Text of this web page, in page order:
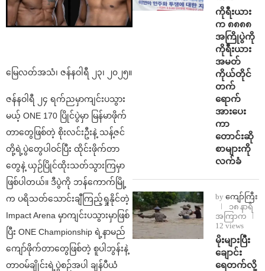
မြေလတ်အသံ၊ ဇန်နဝါရီ ၂၃၊ ၂၀၂၅။
ဇန်နဝါရီ ၂၄ ရက်ညမှာကျင်းပသွား
မယ့် ONE 170 ပြိုင်ပွဲမှာ မြန်မာဖိုက်
တာတွေဖြစ်တဲ့ စိုးလင်းဦးနဲ့ သန့်ဇင်
တို့ရဲ့ပွဲတွေပါဝင်ပြီး ထိုင်းဖိုက်တာ
တွေနဲ့ ယှဉ်ပြိုင်ထိုးသတ်သွားကြမှာ
ဖြစ်ပါတယ်။ ဒီပွဲကို ဘန်ကောက်မြို့
က ပရိသတ်သောင်းချီကြည့်ရှုနိုင်တဲ့
Impact Arena မှာကျင်းပသွားမှာဖြစ်
ပြီး ONE Championship ရဲ့နာမည်
ကျော်ဖိုက်တာတွေဖြစ်တဲ့ စူပါဘွန်းနဲ့
တာဝမ်ချိုင်းရဲ့ပွဲစဉ်အပါ ချန်ပီယံ
ကိုရီးယား
က ၈၈၈၈
အကြိုပွဲကို
ကိုရီးယား
အမတ်
ကိုယ်တိုင်
တက်
ရောက်
အားပေး
ကာ
တောင်းဆို
စာများကို
လက်ခံ
by ကျော်ကြီး
၁၈ နာရီ
အကြာက
12 views
⁨မိုးများပြီး
ချောင်း
ရေတက်လို့